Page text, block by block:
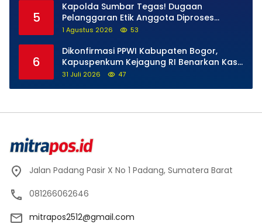
5
Kapolda Sumbar Tegas! Dugaan
Pelanggaran Etik Anggota Diproses
Tanpa Pandang Bulu, Sidang Etik AKBP F
1 Agustus 2026 53
6
Dikonfirmasi PPWI Kabupaten Bogor,
Kapuspenkum Kejagung RI Benarkan Kasi
Pidsus Kejari Kabupaten Bogor Jalani
31 Juli 2026 47
Jalan Padang Pasir X No 1 Padang, Sumatera Barat
081266062646
mitrapos2512@gmail.com